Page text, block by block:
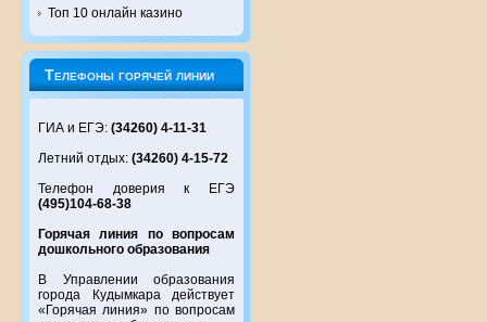
Топ 10 онлайн казино
Телефоны горячей линии
ГИА и ЕГЭ: (34260) 4-11-31
Летний отдых: (34260) 4-15-72
Телефон доверия к ЕГЭ
(495)104-68-38
Горячая линия по вопросам
дошкольного образования
В Управлении образования
города Кудымкара действует
«Горячая линия» по вопросам